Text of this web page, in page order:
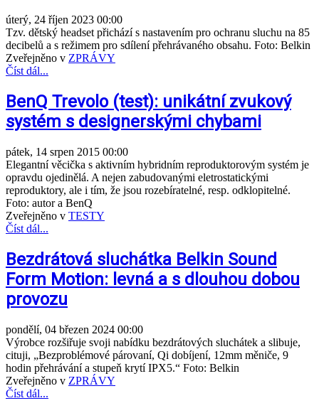
úterý, 24 říjen 2023 00:00
Tzv. dětský headset přichází s nastavením pro ochranu sluchu na 85
decibelů a s režimem pro sdílení přehrávaného obsahu. Foto: Belkin
Zveřejněno v ZPRÁVY
Číst dál...
BenQ Trevolo (test): unikátní zvukový
systém s designerskými chybami
pátek, 14 srpen 2015 00:00
Elegantní věcička s aktivním hybridním reproduktorovým systém je
opravdu ojedinělá. A nejen zabudovanými eletrostatickými
reproduktory, ale i tím, že jsou rozebíratelné, resp. odklopitelné.
Foto: autor a BenQ
Zveřejněno v TESTY
Číst dál...
Bezdrátová sluchátka Belkin Sound
Form Motion: levná a s dlouhou dobou
provozu
pondělí, 04 březen 2024 00:00
Výrobce rozšiřuje svoji nabídku bezdrátových sluchátek a slibuje,
cituji, „Bezproblémové párovaní, Qi dobíjení, 12mm měniče, 9
hodin přehrávání a stupeň krytí IPX5.“ Foto: Belkin
Zveřejněno v ZPRÁVY
Číst dál...